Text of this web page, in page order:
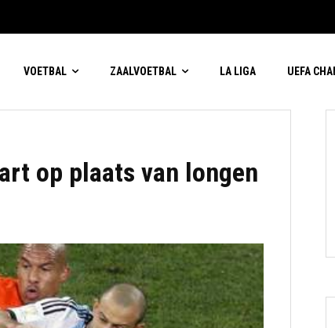
VOETBAL ZAALVOETBAL LA LIGA UEFA
op plaats van longen